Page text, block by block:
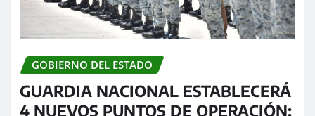
GOBIERNO DEL ESTADO
GUARDIA NACIONAL ESTABLECERÁ
4 NUEVOS PUNTOS DE OPERACIÓN: